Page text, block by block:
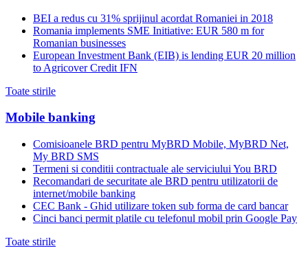
BEI a redus cu 31% sprijinul acordat Romaniei in 2018
Romania implements SME Initiative: EUR 580 m for
Romanian businesses
European Investment Bank (EIB) is lending EUR 20 million
to Agricover Credit IFN
Toate stirile
Mobile banking
Comisioanele BRD pentru MyBRD Mobile, MyBRD Net,
My BRD SMS
Termeni si conditii contractuale ale serviciului You BRD
Recomandari de securitate ale BRD pentru utilizatorii de
internet/mobile banking
CEC Bank - Ghid utilizare token sub forma de card bancar
Cinci banci permit platile cu telefonul mobil prin Google Pay
Toate stirile